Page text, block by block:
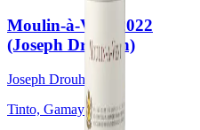
Moulin-à-Vent 2022
(Joseph Drouhin)
Joseph Drouhin
Tinto, Gamay